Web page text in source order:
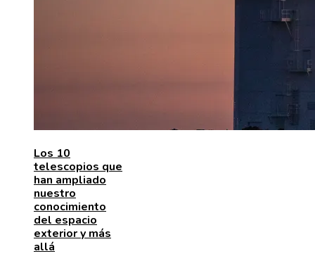
Los 10
telescopios que
han ampliado
nuestro
conocimiento
del espacio
exterior y más
allá